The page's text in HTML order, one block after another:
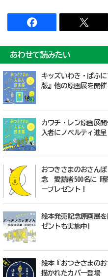
あわせて読みたい
キッズいわき・ぱふ
版』他の原画展を開催
カワチ・レン原画展
入者にノベルティ進呈
おつきさまのおさん
念 愛読者500名に 暗
ープレゼント！
絵本発売記念原画展
ゼントも実施中!
絵本『おつきさまの
描かれたカバー登場